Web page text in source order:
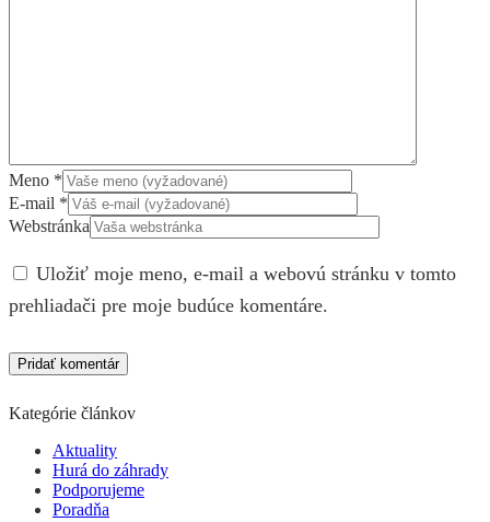
Meno *
E-mail *
Webstránka
Uložiť moje meno, e-mail a webovú stránku v tomto
prehliadači pre moje budúce komentáre.
Kategórie článkov
Aktuality
Hurá do záhrady
Podporujeme
Poradňa